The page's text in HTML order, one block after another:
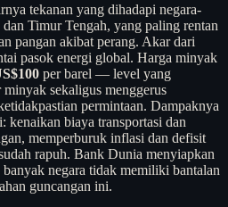
tekanan yang dihadapi negara-
Timur Tengah, yang paling rentan
pangan akibat perang. Akar dari
pasok energi global. Harga minyak
per barel — level yang
sekaligus menggerus
permintaan. Dampaknya
kenaikan biaya transportasi dan
memperburuk inflasi dan defisit
rapuh. Bank Dunia menyiapkan
negara tidak memiliki bantalan
guncangan ini.